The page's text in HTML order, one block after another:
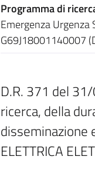
Programma di
Emergenza Urgenza
G69J18001140007
D.R. 371 del
ricerca, della
disseminazione
ELETTRICA